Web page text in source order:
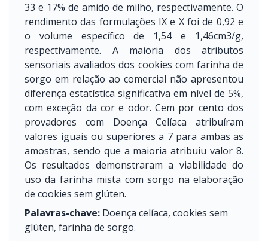
33 e 17% de amido de milho, respectivamente. O
rendimento das formulações IX e X foi de 0,92 e
o volume específico de 1,54 e 1,46cm3/g,
respectivamente. A maioria dos atributos
sensoriais avaliados dos cookies com farinha de
sorgo em relação ao comercial não apresentou
diferença estatística significativa em nível de 5%,
com exceção da cor e odor. Cem por cento dos
provadores com Doença Celíaca atribuíram
valores iguais ou superiores a 7 para ambas as
amostras, sendo que a maioria atribuiu valor 8.
Os resultados demonstraram a viabilidade do
uso da farinha mista com sorgo na elaboração
de cookies sem glúten.
Palavras-chave: Doença celíaca, cookies sem
glúten, farinha de sorgo.